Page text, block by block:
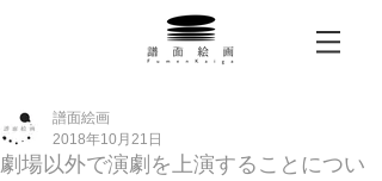
劇場以外で演劇を上演することについ
譜面絵画
2018年10月21日